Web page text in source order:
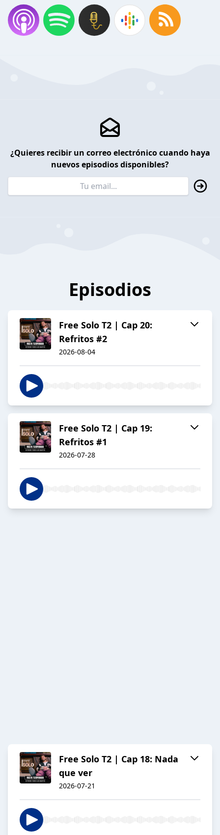
¿Quieres recibir un correo electrónico cuando haya
nuevos episodios disponibles?
Episodios
Free Solo T2 | Cap 20:
Refritos #2
2026-08-04
Free Solo T2 | Cap 19:
Refritos #1
2026-07-28
Free Solo T2 | Cap 18: Nada
que ver
2026-07-21